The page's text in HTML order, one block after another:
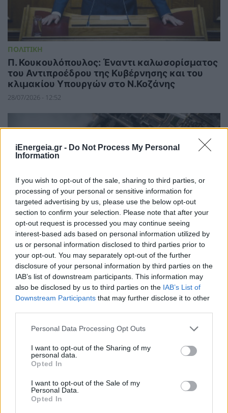
iEnergeia.gr - Do Not Process My Personal
Information
If you wish to opt-out of the sale, sharing to third parties, or
processing of your personal or sensitive information for
targeted advertising by us, please use the below opt-out
section to confirm your selection. Please note that after your
opt-out request is processed you may continue seeing
interest-based ads based on personal information utilized by
us or personal information disclosed to third parties prior to
your opt-out. You may separately opt-out of the further
disclosure of your personal information by third parties on the
IAB’s list of downstream participants. This information may
also be disclosed by us to third parties on the IAB’s List of
Downstream Participants that may further disclose it to other
Personal Data Processing Opt Outs
I want to opt-out of the Sharing of my
personal data.
Opted In
I want to opt-out of the Sale of my
Personal Data.
Opted In
ΠΟΛΙΤΙΚΗ
Π. Κουκουλόπουλος: Έναντι καλωσορίσματος
του Αντιπροέδρου της Κυβέρνησης και του
κλιμακίου Υπουργών στο Ν.Κοζάνης
28/07/2026 - 12:52
ΠΟΛΙΤΙΚΗ
Περιοδεία 7 Υπουργών σήμερα στη Δυτική
Μακεδονία
28/07/2026 - 09:09